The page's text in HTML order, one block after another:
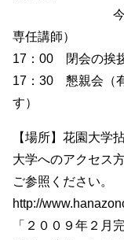
今井隆介（
専任講師）
17：00 閉会の挨
17：30 懇親会（
す）
【場所】花園大学
大学へのアクセス
ご参照ください。
http://
「２００９年２月